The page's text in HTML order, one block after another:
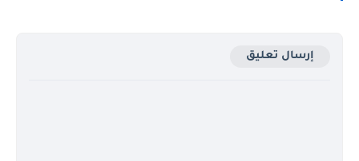
إرسال تعليق